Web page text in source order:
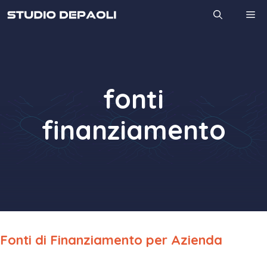
al
fonti
finanziamento
Fonti di Finanziamento per Azienda